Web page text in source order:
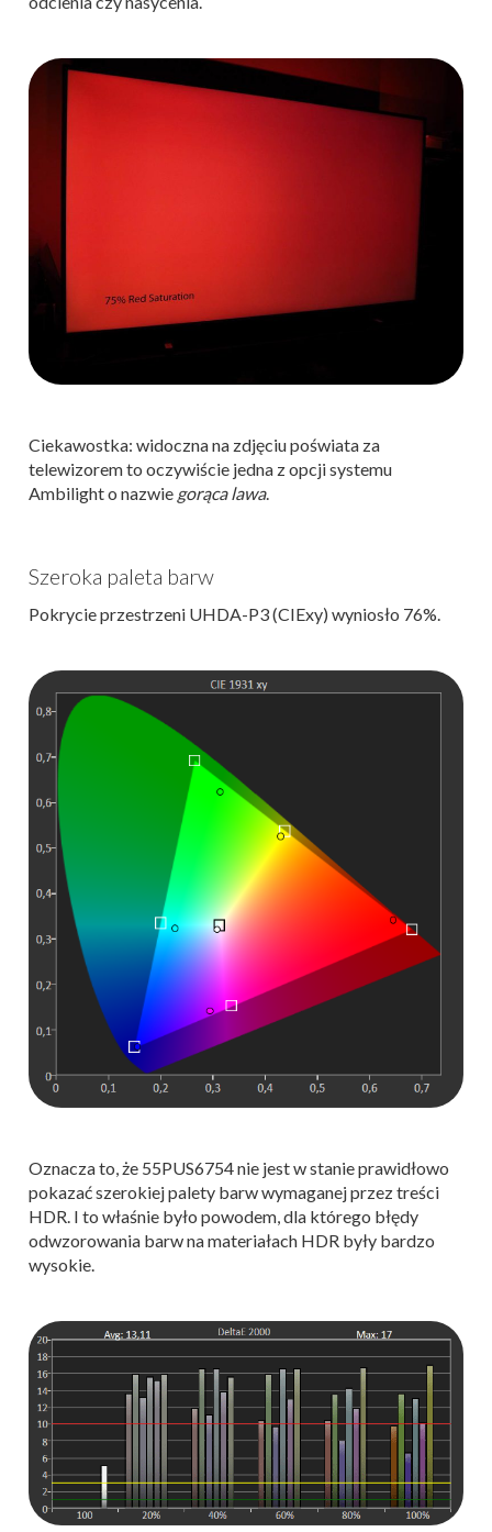
Ciekawostka: widoczna na zdjęciu poświata za
telewizorem to oczywiście jedna z opcji systemu
Ambilight o nazwie gorąca lawa.
Szeroka paleta barw
Pokrycie przestrzeni UHDA-P3 (CIExy) wyniosło 76%.
Oznacza to, że 55PUS6754 nie jest w stanie prawidłowo
pokazać szerokiej palety barw wymaganej przez treści
HDR. I to właśnie było powodem, dla którego błędy
odwzorowania barw na materiałach HDR były bardzo
wysokie.